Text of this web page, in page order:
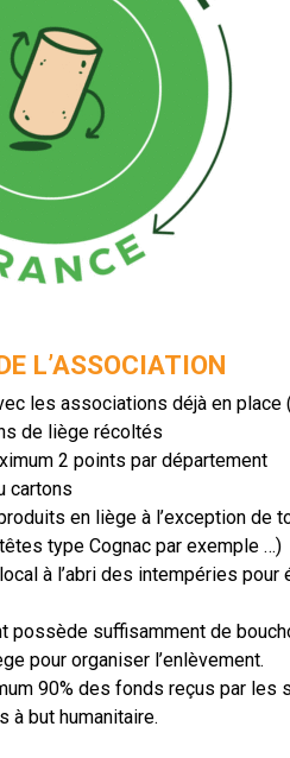
L’ASSOCIATION
les associations déjà en place
de liège récoltés
2 points par département
cartons
en liège à l’exception de
type Cognac par exemple …)
à l’abri des intempéries
possède suffisamment de
pour organiser l’enlèvement.
90% des fonds reçus par les
à but humanitaire.